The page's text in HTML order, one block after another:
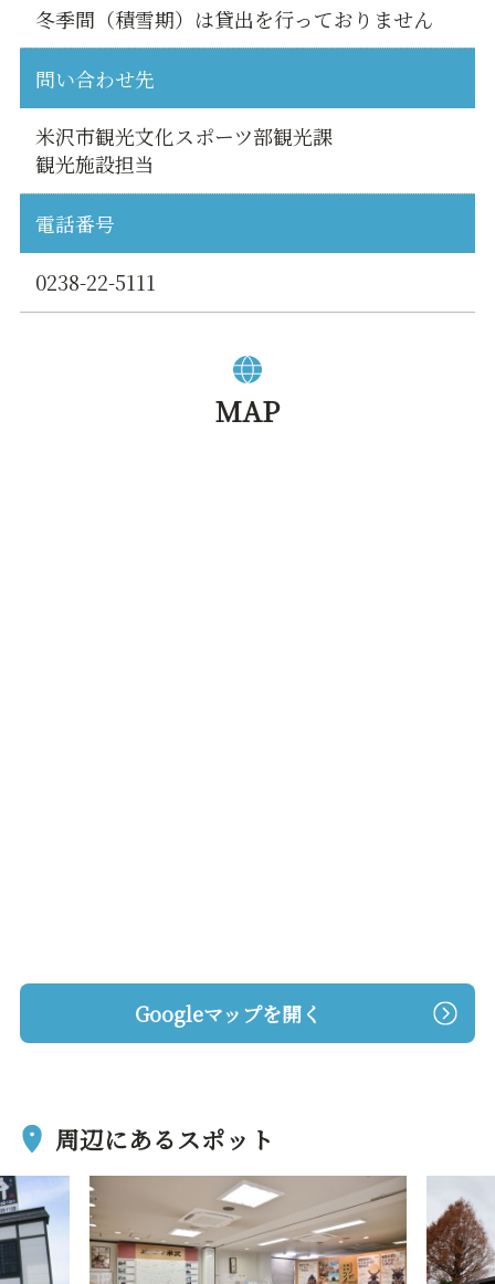
冬季間（積雪期）は貸出を行っておりません
問い合わせ先
米沢市観光文化スポーツ部観光課
観光施設担当
電話番号
0238-22-5111
MAP
Googleマップを開く
周辺にあるスポット